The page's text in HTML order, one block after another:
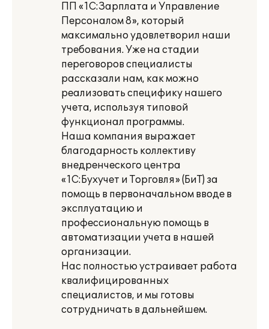
ПП «1С:Зарплата и Управление
Персоналом 8», который
максимально удовлетворил наши
требования. Уже на стадии
переговоров специалисты
рассказали нам, как можно
реализовать специфику нашего
учета, используя типовой
функционал программы.
Наша компания выражает
благодарность коллективу
внедренческого центра
«1С:Бухучет и Торговля» (БиТ) за
помощь в первоначальном вводе в
эксплуатацию и
профессиональную помощь в
автоматизации учета в нашей
организации.
Нас полностью устраивает работа
квалифицированных
специалистов, и мы готовы
сотрудничать в дальнейшем.